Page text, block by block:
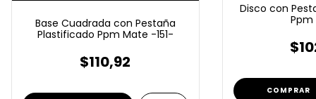
Base Cuadrada con Pestaña
Plastificado Ppm Mate -151-
$110,92
Disco con
COMPRAR